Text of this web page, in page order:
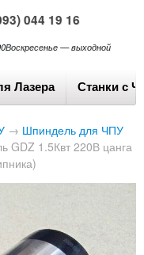
044 19 16
Воскресенье — выходной
Лазера Станки с
→ Шпиндель для ЧПУ
GDZ 1.5Квт 220В цанга